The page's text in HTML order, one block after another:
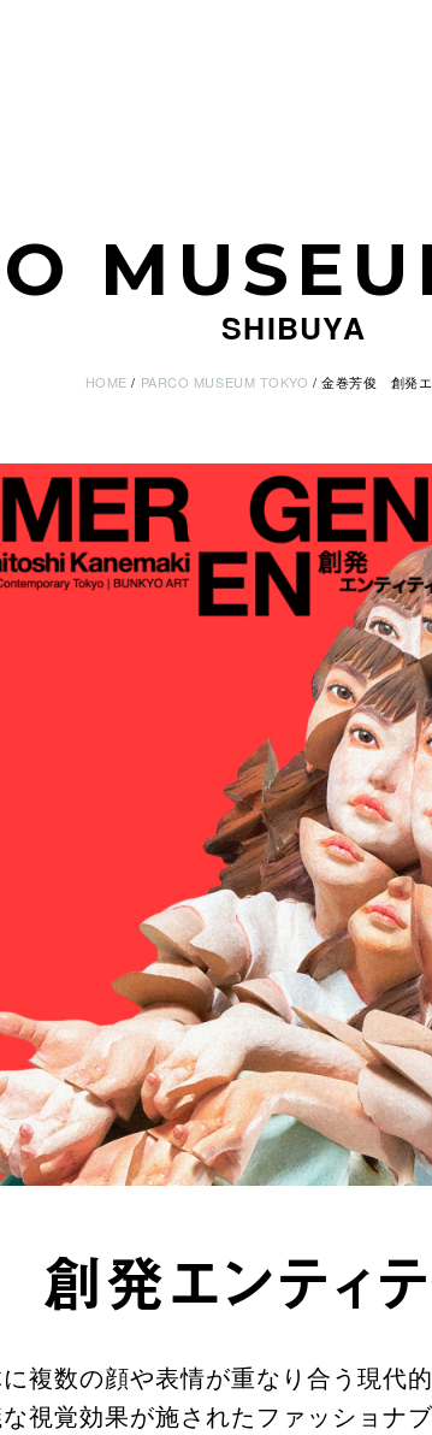
SHIBUYA
HOME PARCO MUSEUM TOKYO 金巻芳俊 創発エ
発エンティテ
複数の顔や表情が重なり合う現代
視覚効果が施されたファッショナ